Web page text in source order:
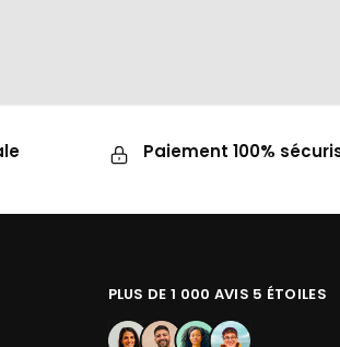
Paiement 100%
PLUS DE 1 000 AVIS 5 ÉTOILES